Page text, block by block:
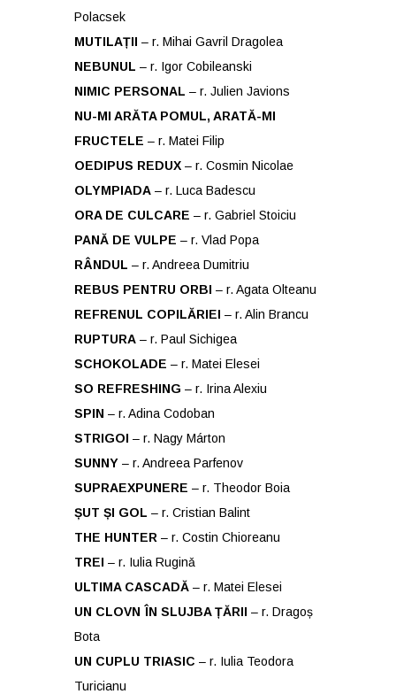
Polacsek
MUTILAȚII – r. Mihai Gavril Dragolea
NEBUNUL – r. Igor Cobileanski
NIMIC PERSONAL – r. Julien Javions
NU-MI ARĂTA POMUL, ARATĂ-MI
FRUCTELE – r. Matei Filip
OEDIPUS REDUX – r. Cosmin Nicolae
OLYMPIADA – r. Luca Badescu
ORA DE CULCARE – r. Gabriel Stoiciu
PANĂ DE VULPE – r. Vlad Popa
RÂNDUL – r. Andreea Dumitriu
REBUS PENTRU ORBI – r. Agata Olteanu
REFRENUL COPILĂRIEI – r. Alin Brancu
RUPTURA – r. Paul Sichigea
SCHOKOLADE – r. Matei Elesei
SO REFRESHING – r. Irina Alexiu
SPIN – r. Adina Codoban
STRIGOI – r. Nagy Márton
SUNNY – r. Andreea Parfenov
SUPRAEXPUNERE – r. Theodor Boia
ȘUT ȘI GOL – r. Cristian Balint
THE HUNTER – r. Costin Chioreanu
TREI – r. Iulia Ruginǎ
ULTIMA CASCADĂ – r. Matei Elesei
UN CLOVN ÎN SLUJBA ȚĂRII – r. Dragoș
Bota
UN CUPLU TRIASIC – r. Iulia Teodora
Turicianu